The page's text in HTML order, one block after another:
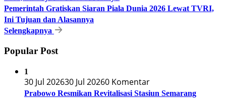
Pemerintah Gratiskan Siaran Piala Dunia 2026 Lewat TVRI,
Ini Tujuan dan Alasannya
Selengkapnya
Popular Post
1
30 Jul 202630 Jul 20260 Komentar
Prabowo Resmikan Revitalisasi Stasiun Semarang